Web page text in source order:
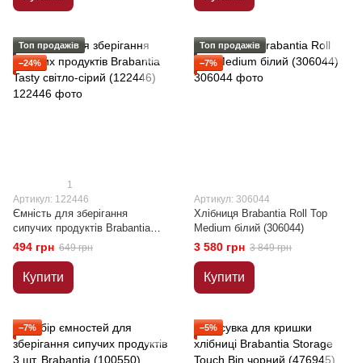
Топ продажів
−24%
1
Артикул: 122446
Ємність для зберігання
сипучих продуктів Brabantia
Tasty світло-сірий (122446)
494 грн 649 грн
Купити
Топ продажів
−7%
Артикул: 306044
Хлібниця Brabantia Roll Top
Medium білий (306044)
3 580 грн 3 849 грн
Купити
−7% −5%